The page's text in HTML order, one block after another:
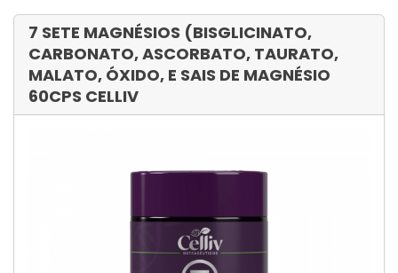
7 SETE MAGNÉSIOS (BISGLICINATO,
CARBONATO, ASCORBATO, TAURATO,
MALATO, ÓXIDO, E SAIS DE MAGNÉSIO
60CPS CELLIV